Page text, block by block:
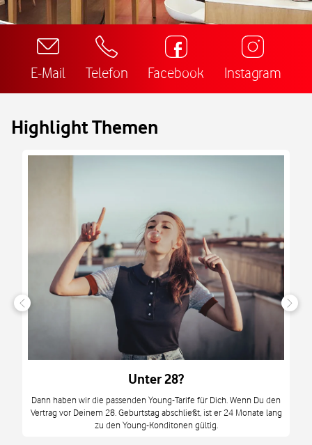
E-Mail Telefon Facebook Instagram
Highlight Themen
Unter 28?
Dann haben wir die passenden Young-Tarife für Dich. Wenn Du den
Vertrag vor Deinem 28. Geburtstag abschließt, ist er 24 Monate lang
zu den Young-Konditonen gültig.